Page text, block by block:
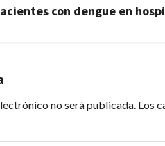
con dengue en
no será publicada. Los